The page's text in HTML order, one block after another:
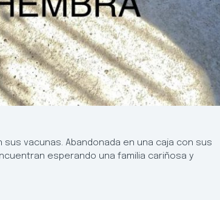
sus vacunas. Abandonada en una caja con sus
esperando una familia cariñosa y